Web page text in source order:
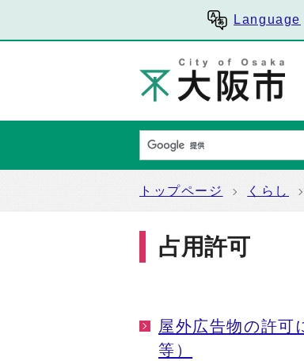
Language
トップページ くらし
占用許可
屋外広告物の許可
等）